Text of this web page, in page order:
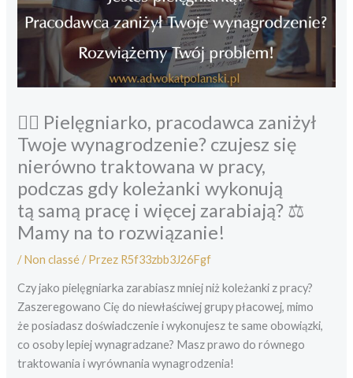
👩‍⚕️ Pielęgniarko, pracodawca zaniżył
Twoje wynagrodzenie? czujesz się
nierówno traktowana w pracy,
podczas gdy koleżanki wykonują
tą samą pracę i więcej zarabiają? ⚖️
Mamy na to rozwiązanie!
/Non classé / Przez R5f33zbb3J26Fgf
Czy jako pielęgniarka zarabiasz mniej niż koleżanki z pracy?
Zaszeregowano Cię do niewłaściwej grupy płacowej, mimo
że posiadasz doświadczenie i wykonujesz te same obowiązki,
co osoby lepiej wynagradzane? Masz prawo do równego
traktowania i wyrównania wynagrodzenia!